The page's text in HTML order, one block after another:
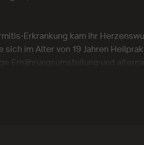
Erkrankung kam ihr
im Alter von 19 Jahren
Ernährungsumstellung und